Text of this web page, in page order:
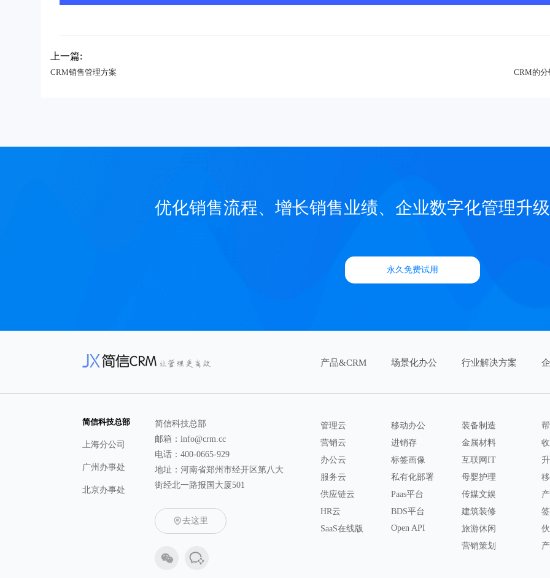
上一篇:
CRM销售管理方案 CRM的
优化销售流程、增长销售业绩、企业数字化管理升
永久免费试用
简信科技总部
上海分公司
广州办事处
北京办事处
简信科技总部
邮箱：info@crm.cc
电话：400-0665-929
地址：河南省郑州市经开区第八大
街经北一路报国大厦501
去这里
产品&CRM
管理云
营销云
办公云
服务云
供应链云
HR云
SaaS在线版
场景化办公
移动办公
进销存
标签画像
私有化部署
Paas平台
BDS平台
Open API
行业解决方案
装备制造
金属材料
互联网IT
母婴护理
传媒文娱
建筑装修
旅游休闲
营销策划